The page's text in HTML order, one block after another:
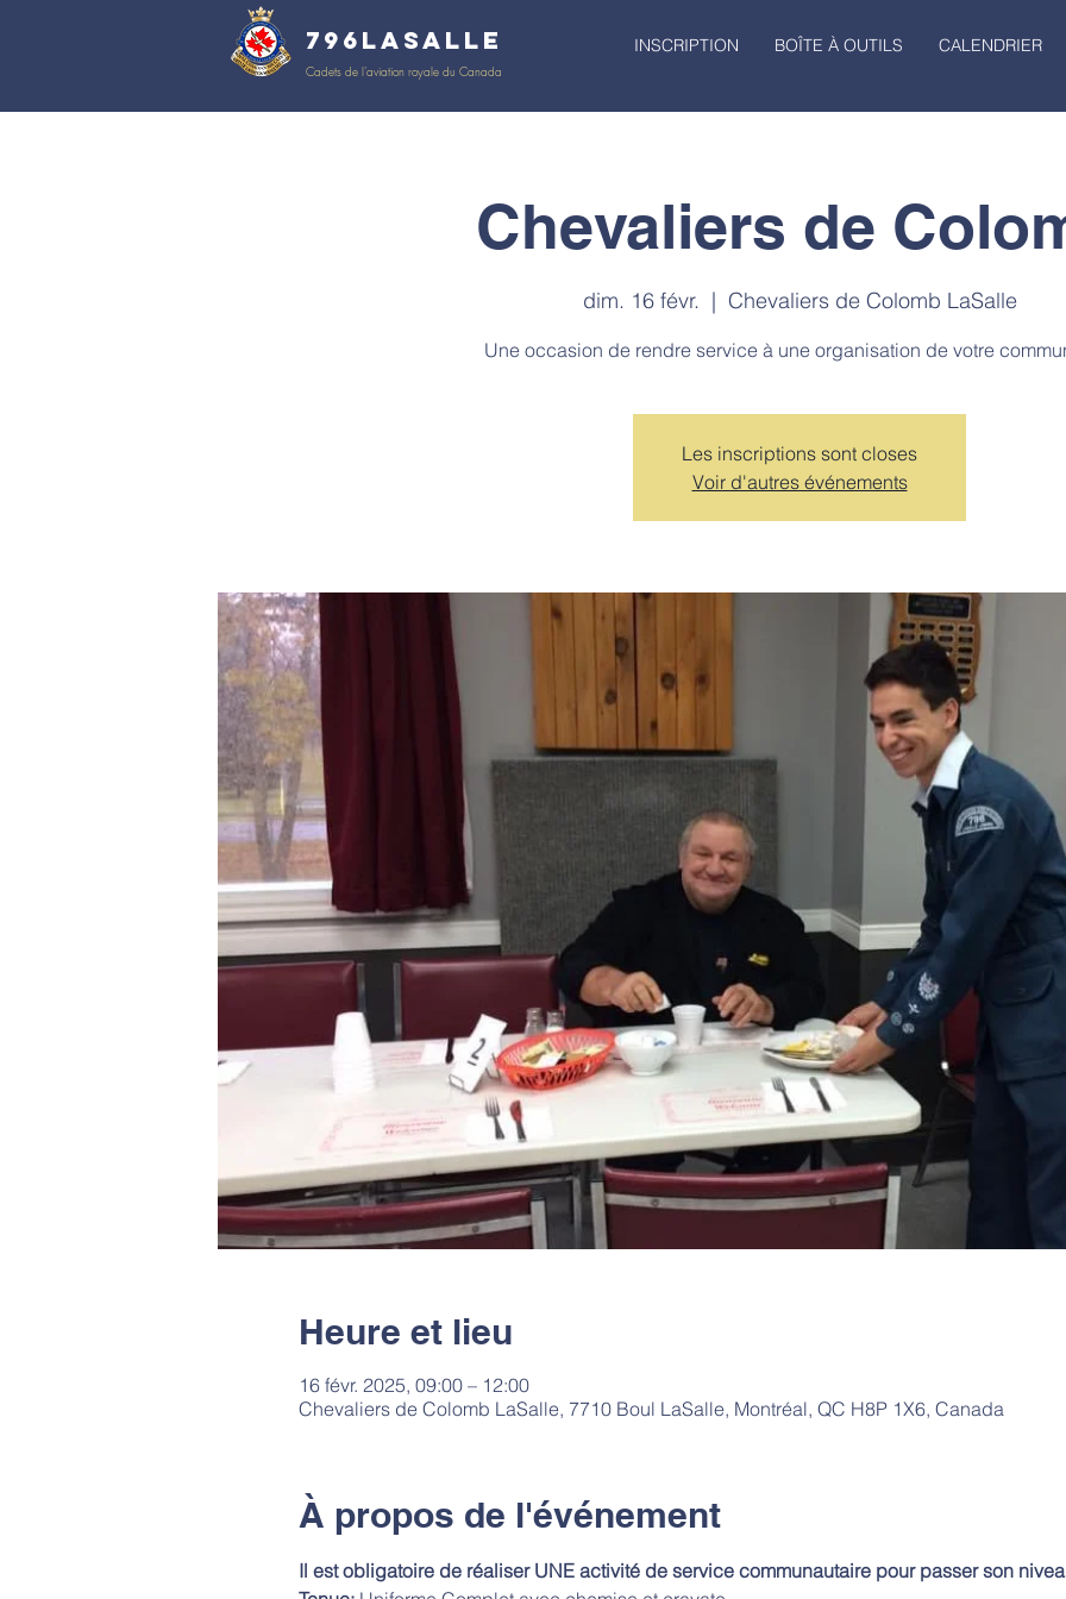
INSCRIPTION BOÎTE À OUTILS CALENDRIER
Cadets de l'aviation royale du Canada
796LaSalle
Chevaliers de
dim. 16 févr.
  |
Chevaliers de Colomb LaSalle
Une occasion de rendre service à une organisation de votre
Les inscriptions sont closes
Voir d'autres événements
Heure et lieu
16 févr. 2025, 09:00 – 12:00
Chevaliers de Colomb LaSalle, 7710 Boul LaSalle, Montréal, QC H8P 1X6, Canada
À propos de l'événement
Il est obligatoire de réaliser UNE activité de service communautaire pour passer son